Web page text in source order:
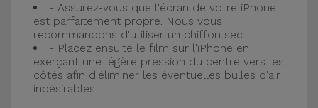
- Assurez-vous que l'écran de votre iPhone
est parfaitement propre. Nous vous
recommandons d'utiliser un chiffon sec.
- Placez ensuite le film sur l'iPhone en
exerçant une légère pression du centre vers les
côtés afin d'éliminer les éventuelles bulles d'air
indésirables.